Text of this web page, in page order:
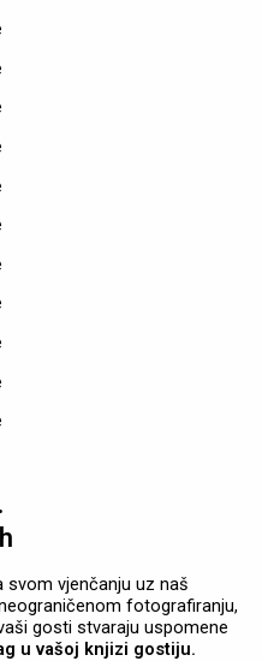
svom vjenčanju uz naš
fotografiranju,
gosti stvaraju uspomene
u vašoj knjizi gostiju.